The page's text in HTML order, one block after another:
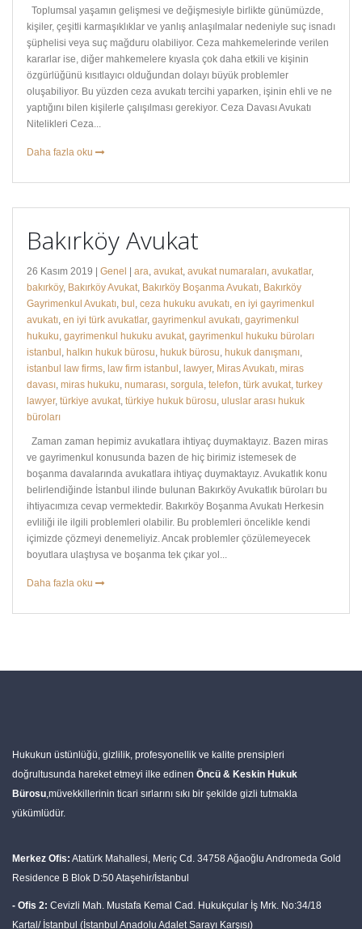
Toplumsal yaşamın gelişmesi ve değişmesiyle birlikte günümüzde,
kişiler, çeşitli karmaşıklıklar ve yanlış anlaşılmalar nedeniyle suç isnadı
şüphelisi veya suç mağduru olabiliyor. Ceza mahkemelerinde verilen
kararlar ise, diğer mahkemelere kıyasla çok daha etkili ve kişinin
özgürlüğünü kısıtlayıcı olduğundan dolayı büyük problemler
oluşabiliyor. Bu yüzden ceza avukatı tercihi yaparken, işinin ehli ve ne
yaptığını bilen kişilerle çalışılması gerekiyor. Ceza Davası Avukatı
Nitelikleri Ceza...
Daha fazla oku
Bakırköy Avukat
26 Kasım 2019 | Genel | ara avukat avukat numaraları avukatlar,
bakırköy, Bakırköy Avukat Bakırköy Boşanma Avukatı Bakırköy
Gayrimenkul Avukatı bul ceza hukuku avukatı en iyi gayrimenkul
avukatı en iyi türk avukatlar, gayrimenkul avukatı gayrimenkul
hukuku gayrimenkul hukuku avukat gayrimenkul hukuku büroları
istanbul halkın hukuk bürosu hukuk bürosu hukuk danışmanı
istanbul law firms law firm istanbul lawyer, Miras Avukatı miras
davası miras hukuku numarası sorgula telefon türk avukat turkey
lawyer, türkiye avukat türkiye hukuk bürosu uluslar arası hukuk
büroları
Zaman zaman hepimiz avukatlara ihtiyaç duymaktayız. Bazen miras
ve gayrimenkul konusunda bazen de hiç birimiz istemesek de
boşanma davalarında avukatlara ihtiyaç duymaktayız. Avukatlık konu
belirlendiğinde İstanbul ilinde bulunan Bakırköy Avukatlık büroları bu
ihtiyacımıza cevap vermektedir. Bakırköy Boşanma Avukatı Herkesin
evliliği ile ilgili problemleri olabilir. Bu problemleri öncelikle kendi
içimizde çözmeyi denemeliyiz. Ancak problemler çözülemeyecek
boyutlara ulaştıysa ve boşanma tek çıkar yol...
Daha fazla oku
Hukukun üstünlüğü, gizlilik, profesyonellik ve kalite prensipleri
doğrultusunda hareket etmeyi ilke edinen Öncü & Keskin Hukuk
Bürosu ,müvekkillerinin ticari sırlarını sıkı bir şekilde gizli tutmakla
yükümlüdür.
Merkez Ofis: Atatürk Mahallesi, Meriç Cd. 34758 Ağaoğlu Andromeda Gold
Residence B Blok D:50 Ataşehir/İstanbul
- Ofis 2: Cevizli Mah. Mustafa Kemal Cad. Hukukçular İş Mrk. No:34/18
Kartal/ İstanbul (İstanbul Anadolu Adalet Sarayı Karşısı)